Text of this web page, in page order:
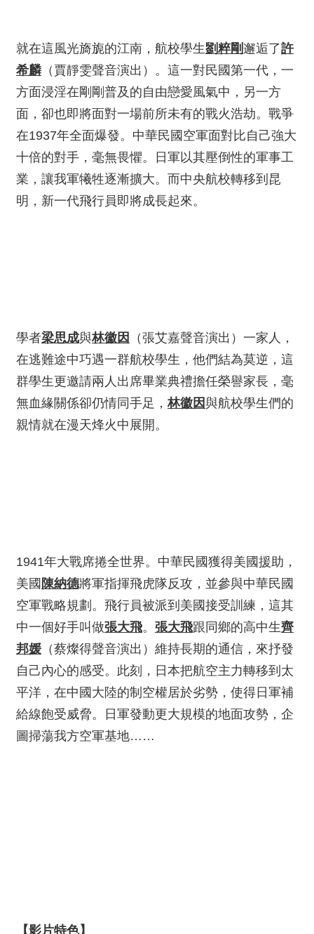
就在這風光旖旎的江南，航校學生劉粹剛邂逅了許
希麟 （賈靜雯聲音演出）。這一對民國第一代，一
方面浸淫在剛剛普及的自由戀愛風氣中，另一方
面，卻也即將面對一場前所未有的戰火浩劫。戰爭
在1937年全面爆發。中華民國空軍面對比自己強大
十倍的對手，毫無畏懼。日軍以其壓倒性的軍事工
業，讓我軍犧牲逐漸擴大。而中央航校轉移到昆
明，新一代飛行員即將成長起來。
學者梁思成與林徽因
（張艾嘉聲音演出）一家人，
在逃難途中巧遇一群航校學生，他們結為莫逆，這
群學生更邀請兩人出席畢業典禮擔任榮譽家長，毫
無血緣關係卻仍情同手足，林徽因與航校學生們的
親情就在漫天烽火中展開。
1941年大戰席捲全世界。中華民國獲得美國援助，
美國 陳納德將軍指揮飛虎隊反攻，並參與中華民國
空軍戰略規劃。飛行員被派到美國接受訓練，這其
中一個好手叫做張大飛。 張大飛跟同鄉的高中生齊
邦媛 （蔡燦得聲音演出）維持長期的通信，來抒發
自己內心的感受。此刻，日本把航空主力轉移到太
平洋，在中國大陸的制空權居於劣勢，使得日軍補
給線飽受威脅。日軍發動更大規模的地面攻勢，企
圖掃蕩我方空軍基地……
【影片特色】